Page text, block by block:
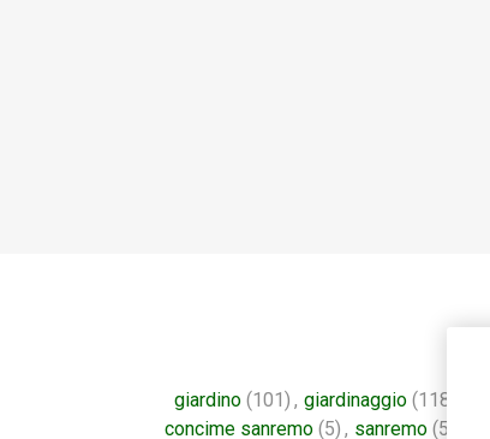
giardino (101) , giardinaggio (118)
concime sanremo (5) , sanremo (5)